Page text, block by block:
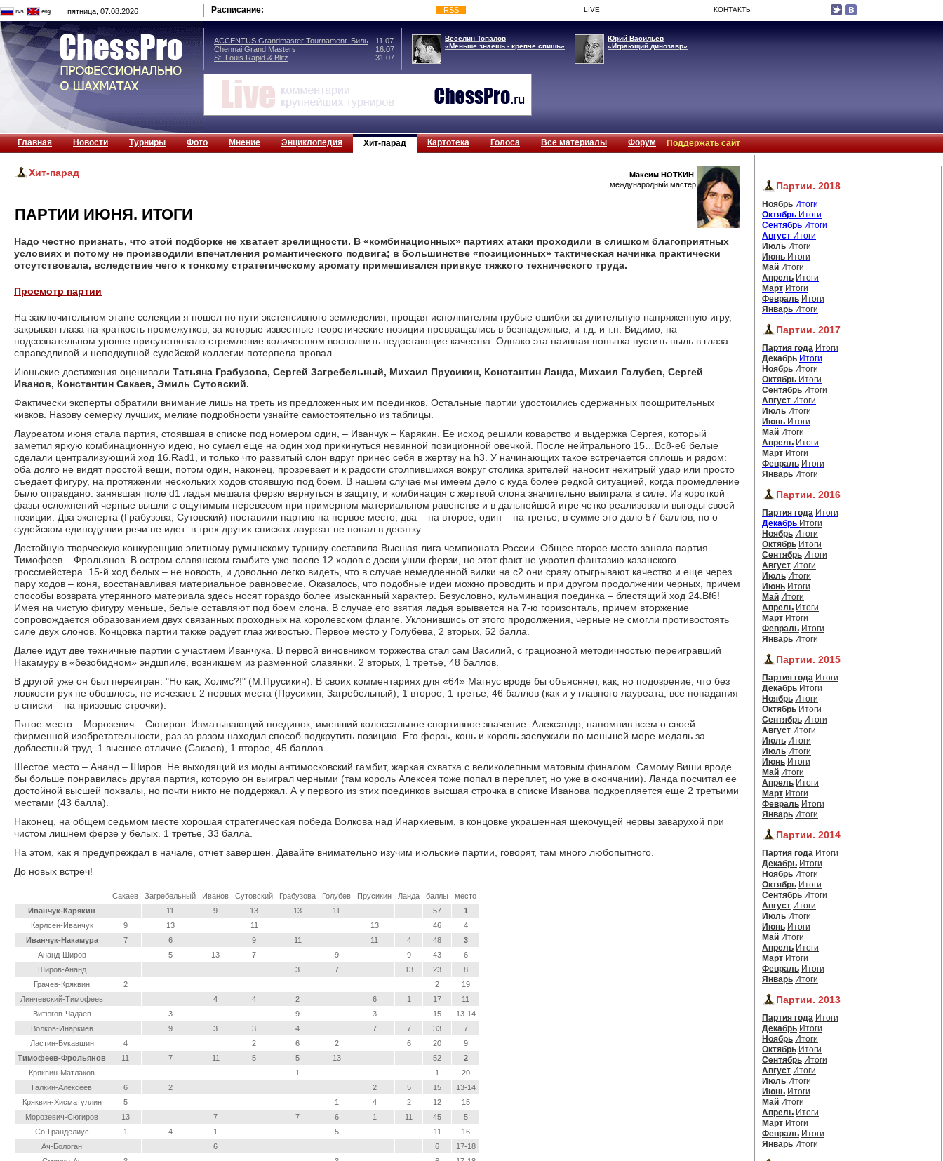
пятница, 07.08.2026 Расписание: RSS LIVE КОНТАКТЫ
ACCENTUS Grandmaster Tournament. Биль
11.07
Chennai Grand Masters
16.07
St. Louis Rapid & Blitz
31.07
Веселин Топалов
«Меньше знаешь - крепче спишь»
Юрий Васильев
«Играющий динозавр»
Главная Новости Турниры Фото Мнение Энциклопедия Хит-парад Картотека Голоса Все материалы Форум Поддержать сайт
Хит-парад Максим НОТКИН
международный мастер
ПАРТИИ ИЮНЯ. ИТОГИ
Надо честно признать, что этой подборке не хватает зрелищности. В «комбинационных» партиях атаки проходили в слишком благоприятных
условиях и потому не производили впечатления романтического подвига; в большинстве «позиционных» тактическая начинка практически
отсутствовала, вследствие чего к тонкому стратегическому аромату примешивался привкус тяжкого технического труда.
Просмотр партии
На заключительном этапе селекции я пошел по пути экстенсивного земледелия, прощая исполнителям грубые ошибки за длительную напряженную игру,
закрывая глаза на краткость промежутков, за которые известные теоретические позиции превращались в безнадежные, и т.д. и т.п. Видимо, на
подсознательном уровне присутствовало стремление количеством восполнить недостающие качества. Однако эта наивная попытка пустить пыль в глаза
справедливой и неподкупной судейской коллегии потерпела провал.
Июньские достижения оценивали Татьяна Грабузова, Сергей Загребельный, Михаил Прусикин, Константин Ланда, Михаил Голубев, Сергей
Иванов, Константин Сакаев, Эмиль Сутовский.
Фактически эксперты обратили внимание лишь на треть из предложенных им поединков. Остальные партии удостоились сдержанных поощрительных
кивков. Назову семерку лучших, мелкие подробности узнайте самостоятельно из таблицы.
Лауреатом июня стала партия, стоявшая в списке под номером один, – Иванчук – Карякин. Ее исход решили коварство и выдержка Сергея, который
заметил яркую комбинационную идею, но сумел еще на один ход прикинуться невинной позиционной овечкой. После нейтрального 15…Bc8-e6 белые
сделали централизующий ход 16.Rad1, и только что развитый слон вдруг принес себя в жертву на h3. У начинающих такое встречается сплошь и рядом:
оба долго не видят простой вещи, потом один, наконец, прозревает и к радости столпившихся вокруг столика зрителей наносит нехитрый удар или просто
съедает фигуру, на протяжении нескольких ходов стоявшую под боем. В нашем случае мы имеем дело с куда более редкой ситуацией, когда промедление
было оправдано: занявшая поле d1 ладья мешала ферзю вернуться в защиту, и комбинация с жертвой слона значительно выиграла в силе. Из короткой
фазы осложнений черные вышли с ощутимым перевесом при примерном материальном равенстве и в дальнейшей игре четко реализовали выгоды своей
позиции. Два эксперта (Грабузова, Сутовский) поставили партию на первое место, два – на второе, один – на третье, в сумме это дало 57 баллов, но о
судейском единодушии речи не идет: в трех других списках лауреат не попал в десятку.
Достойную творческую конкуренцию элитному румынскому турниру составила Высшая лига чемпионата России. Общее второе место заняла партия
Тимофеев – Фрольянов. В остром славянском гамбите уже после 12 ходов с доски ушли ферзи, но этот факт не укротил фантазию казанского
гроссмейстера. 15-й ход белых – не новость, и довольно легко видеть, что в случае немедленной вилки на с2 они сразу отыгрывают качество и еще через
пару ходов – коня, восстанавливая материальное равновесие. Оказалось, что подобные идеи можно проводить и при другом продолжении черных, причем
способы возврата утерянного материала здесь носят гораздо более изысканный характер. Безусловно, кульминация поединка – блестящий ход 24.Bf6!
Имея на чистую фигуру меньше, белые оставляют под боем слона. В случае его взятия ладья врывается на 7-ю горизонталь, причем вторжение
сопровождается образованием двух связанных проходных на королевском фланге. Уклонившись от этого продолжения, черные не смогли противостоять
силе двух слонов. Концовка партии также радует глаз живостью. Первое место у Голубева, 2 вторых, 52 балла.
Далее идут две техничные партии с участием Иванчука. В первой виновником торжества стал сам Василий, с грациозной методичностью переигравший
Накамуру в «безобидном» эндшпиле, возникшем из разменной славянки. 2 вторых, 1 третье, 48 баллов.
В другой уже он был переигран. "Но как, Холмс?!" (М.Прусикин). В своих комментариях для «64» Магнус вроде бы объясняет, как, но подозрение, что без
ловкости рук не обошлось, не исчезает. 2 первых места (Прусикин, Загребельный), 1 второе, 1 третье, 46 баллов (как и у главного лауреата, все попадания
в списки – на призовые строчки).
Пятое место – Морозевич – Сюгиров. Изматывающий поединок, имевший колоссальное спортивное значение. Александр, напомнив всем о своей
фирменной изобретательности, раз за разом находил способ подкрутить позицию. Его ферзь, конь и король заслужили по меньшей мере медаль за
доблестный труд. 1 высшее отличие (Сакаев), 1 второе, 45 баллов.
Шестое место – Ананд – Широв. Не выходящий из моды антимосковский гамбит, жаркая схватка с великолепным матовым финалом. Самому Виши вроде
бы больше понравилась другая партия, которую он выиграл черными (там король Алексея тоже попал в переплет, но уже в окончании). Ланда посчитал ее
достойной высшей похвалы, но почти никто не поддержал. А у первого из этих поединков высшая строчка в списке Иванова подкрепляется еще 2 третьими
местами (43 балла).
Наконец, на общем седьмом месте хорошая стратегическая победа Волкова над Инаркиевым, в концовке украшенная щекочущей нервы заварухой при
чистом лишнем ферзе у белых. 1 третье, 33 балла.
На этом, как я предупреждал в начале, отчет завершен. Давайте внимательно изучим июльские партии, говорят, там много любопытного.
До новых встреч!
Сакаев Загребельный Иванов Сутовский Грабузова Голубев Прусикин Ланда баллы
место
Иванчук-Карякин
11 9 13 13 11 57
1
Карлсен-Иванчук
9 13 11 13 46
4
Иванчук-Накамура
7 6 9 11 11 4 48
3
Ананд-Широв
5 13 7 9 9 43
6
Широв-Ананд
3 7 13 23
8
Грачев-Кряквин
2 2
19
Линчевский-Тимофеев
4 4 2 6 1 17
11
Витюгов-Чадаев
3 9 3 15
13-14
Волков-Инаркиев
9 3 3 4 7 7 33
7
Ластин-Букавшин
4 2 6 2 6 20
9
Тимофеев-Фрольянов
11 7 11 5 5 13 52
2
Кряквин-Матлаков
1 1
20
Галкин-Алексеев
6 2 2 5 15
13-14
Кряквин-Хисматуллин
5 1 4 2 12
15
Морозевич-Сюгиров
13 7 7 6 1 11 45
5
Со-Гранделиус
1 4 1 5 11
16
Ач-Бологан
6 6
17-18
Партии. 2018
Ноябрь Итоги
Октябрь Итоги
Сентябрь Итоги
Август Итоги
Июль Итоги
Июнь Итоги
Май Итоги
Апрель Итоги
Март Итоги
Февраль Итоги
Январь Итоги
Партии. 2017
Партия года Итоги
Декабрь Итоги
Ноябрь Итоги
Октябрь Итоги
Сентябрь Итоги
Август Итоги
Июль Итоги
Июнь Итоги
Май Итоги
Апрель Итоги
Март Итоги
Февраль Итоги
Январь Итоги
Партии. 2016
Партия года Итоги
Декабрь Итоги
Ноябрь Итоги
Октябрь Итоги
Сентябрь Итоги
Август Итоги
Июль Итоги
Июнь Итоги
Май Итоги
Апрель Итоги
Март Итоги
Февраль Итоги
Январь Итоги
Партии. 2015
Партия года Итоги
Декабрь Итоги
Ноябрь Итоги
Октябрь Итоги
Сентябрь Итоги
Август Итоги
Июль Итоги
Июль Итоги
Июнь Итоги
Май Итоги
Апрель Итоги
Март Итоги
Февраль Итоги
Январь Итоги
Партии. 2014
Партия года Итоги
Декабрь Итоги
Ноябрь Итоги
Октябрь Итоги
Сентябрь Итоги
Август Итоги
Июль Итоги
Июнь Итоги
Май Итоги
Апрель Итоги
Март Итоги
Февраль Итоги
Январь Итоги
Партии. 2013
Партия года Итоги
Декабрь Итоги
Ноябрь Итоги
Октябрь Итоги
Сентябрь Итоги
Август Итоги
Июль Итоги
Июнь Итоги
Май Итоги
Апрель Итоги
Март Итоги
Февраль Итоги
Январь Итоги